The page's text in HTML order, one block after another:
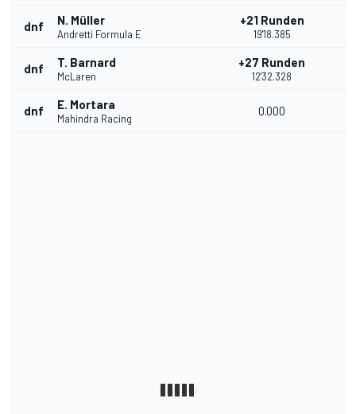
dnf N. Müller
Andretti Formula E
+21 Runden
19'18.385
dnf T. Barnard
McLaren
+27 Runden
12'32.328
dnf E. Mortara
Mahindra Racing
0.000